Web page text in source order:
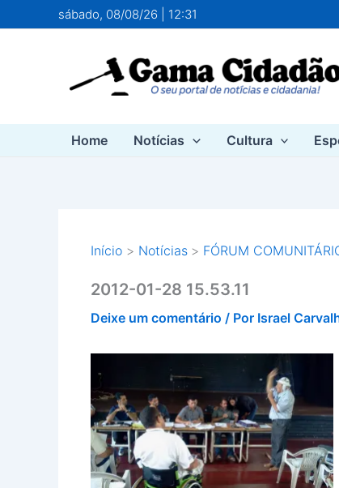
para
sábado, 08/08/26 | 12:31
Home Notícias Cultura
Início Notícias FÓRUM
2012-01-28 15.53.11
Deixe um comentário / Por Israel